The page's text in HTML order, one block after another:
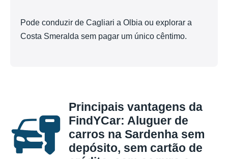
Pode conduzir de Cagliari a Olbia ou explorar a
Costa Smeralda sem pagar um único cêntimo.
Principais vantagens da
FindYCar: Aluguer de
carros na Sardenha sem
depósito, sem cartão de